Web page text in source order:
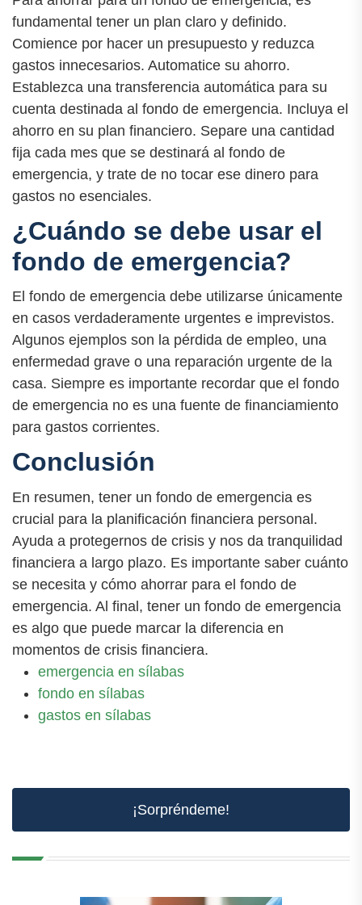
fundamental tener un plan claro y definido.
Comience por hacer un presupuesto y reduzca
gastos innecesarios. Automatice su ahorro.
Establezca una transferencia automática para su
cuenta destinada al fondo de emergencia. Incluya el
ahorro en su plan financiero. Separe una cantidad
fija cada mes que se destinará al fondo de
emergencia, y trate de no tocar ese dinero para
gastos no esenciales.
¿Cuándo se debe usar el
fondo de emergencia?
El fondo de emergencia debe utilizarse únicamente
en casos verdaderamente urgentes e imprevistos.
Algunos ejemplos son la pérdida de empleo, una
enfermedad grave o una reparación urgente de la
casa. Siempre es importante recordar que el fondo
de emergencia no es una fuente de financiamiento
para gastos corrientes.
Conclusión
En resumen, tener un fondo de emergencia es
crucial para la planificación financiera personal.
Ayuda a protegernos de crisis y nos da tranquilidad
financiera a largo plazo. Es importante saber cuánto
se necesita y cómo ahorrar para el fondo de
emergencia. Al final, tener un fondo de emergencia
es algo que puede marcar la diferencia en
momentos de crisis financiera.
emergencia en sílabas
fondo en sílabas
gastos en sílabas
¡Sorpréndeme!